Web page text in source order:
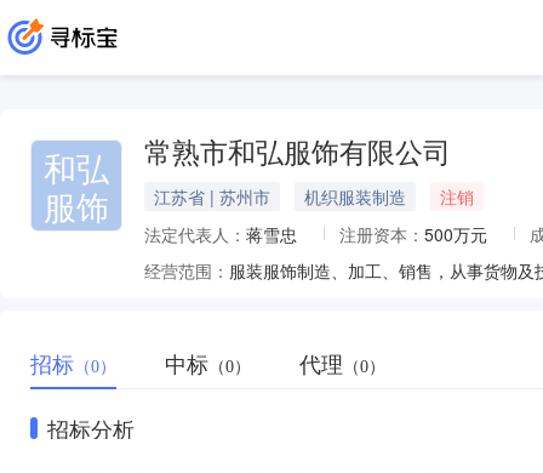
和弘
服饰
常熟市和弘服饰有限公司
江苏省 | 苏州市 机织服装制造
注销
法定代表人： 蒋雪忠 注册资本： 500万元
经营范围：
招标 （0） 中标 （0） 代理 （0）
招标分析